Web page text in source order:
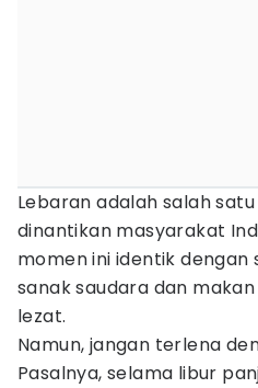
Lebaran adalah salah
dinantikan masyarakat
momen ini identik dengan
sanak saudara dan
lezat.
Namun, jangan terlena
Pasalnya, selama libur